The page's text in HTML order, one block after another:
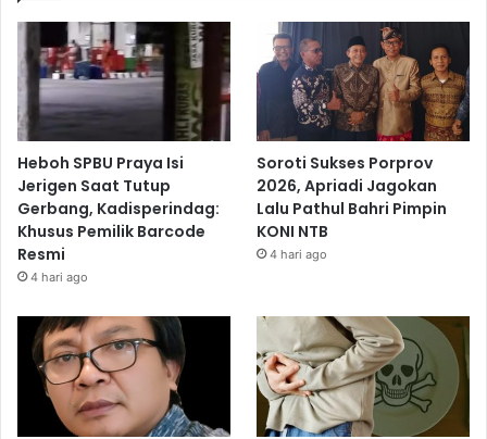
Heboh SPBU Praya Isi
Jerigen Saat Tutup
Gerbang, Kadisperindag:
Khusus Pemilik Barcode
Resmi
4 hari ago
Soroti Sukses Porprov
2026, Apriadi Jagokan
Lalu Pathul Bahri Pimpin
KONI NTB
4 hari ago